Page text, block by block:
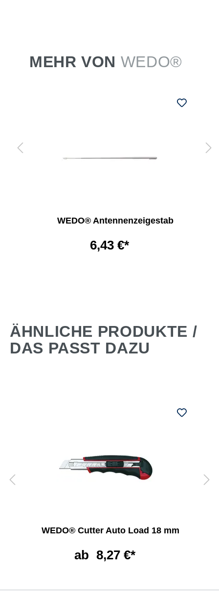
MEHR VON WEDO®
WEDO® Antennenzeigestab
6,43 €*
ÄHNLICHE PRODUKTE /
DAS PASST DAZU
WEDO® Cutter Auto Load 18 mm
ab 8,27 €*